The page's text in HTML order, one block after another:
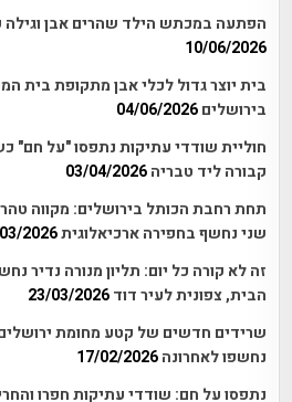
הפתעה במכתש הילד שהרים אבן וגילה פסלון
10/06/2026
בית יוצר גדול לכלי אבן מתקופת בית
בירושלים 04/06/2026
חוליית שודדי עתיקות נתפסו "על
קבורה ליד טבריה 03/04/2026
תחת רחבת הכותל בירושלים: מקווה
שני נחשף בחפירה ארכיאלוגית2026
זה לא קורה כל יום: תליון מנורה נדיר
הבית, צפונית לעיר דוד 23/03/2026
שרידים חדשים של קטע מחומת
נחשפו לאחרונה 17/02/2026
נתפסו על חם: שודדי עתיקות חפרו